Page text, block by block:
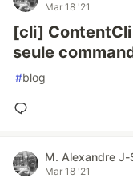
Mar 18 '21
[cli]
seule
#blog
M. Alexandre J-
Mar 18 '21